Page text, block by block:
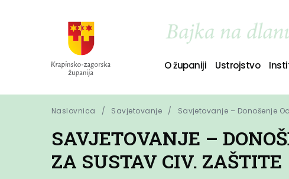
O županiji Ustrojstvo
Naslovnica Savjetovanje Savjetovanje – Donošenje
SAVJETOVANJE –
ZA SUSTAV CIV. ZAŠTITE